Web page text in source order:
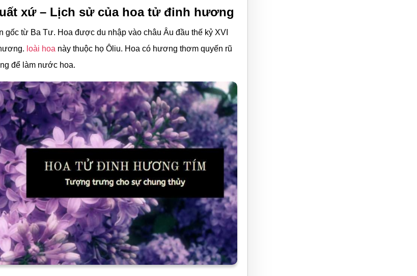
xứ – Lịch sử của hoa tử đinh hương
gốc từ Ba Tư. Hoa được du nhập vào châu Âu đầu thế kỷ XVI
loài hoa này thuộc họ Ôliu. Hoa có hương thơm quyến rũ
để làm nước hoa.